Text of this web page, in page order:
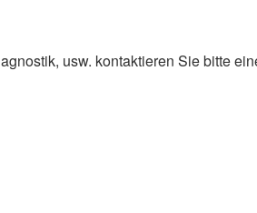
usw. kontaktieren Sie bitte